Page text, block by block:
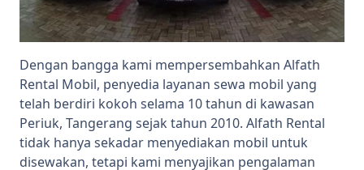
Dengan bangga kami mempersembahkan Alfath
Rental Mobil, penyedia layanan sewa mobil yang
telah berdiri kokoh selama 10 tahun di kawasan
Periuk, Tangerang sejak tahun 2010. Alfath Rental
tidak hanya sekadar menyediakan mobil untuk
disewakan, tetapi kami menyajikan pengalaman